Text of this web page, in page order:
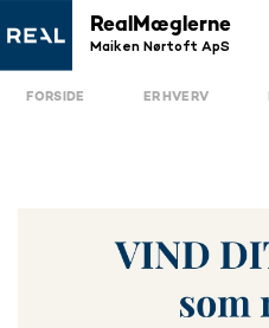
RealMæglerne
Maiken Nørtoft ApS
FORSIDE ERHVERV